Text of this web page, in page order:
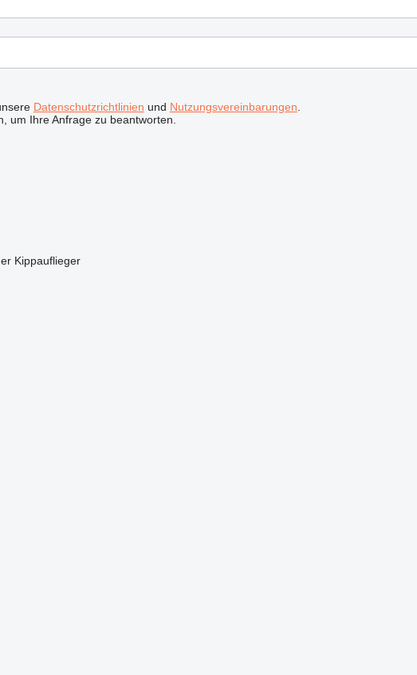
Datenschutzrichtlinien und Nutzungsvereinbarungen
um Ihre Anfrage zu beantworten.
Kippauflieger